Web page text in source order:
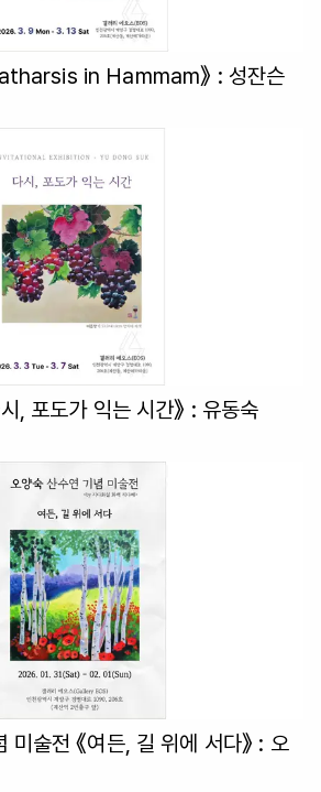
in Hammam》 : 성잔슨
, 포도가 익는 시간》 : 유동숙
술전 《여든, 길 위에 서다》 : 오